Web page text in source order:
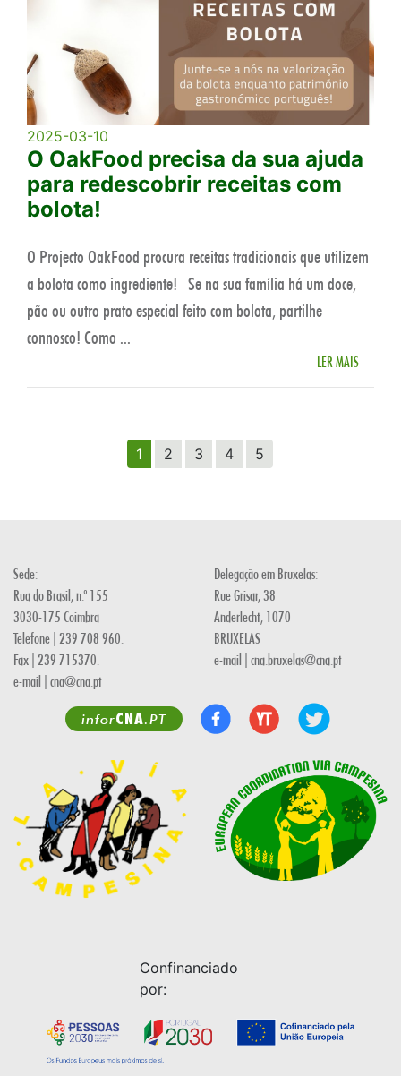
2025-03-10
O OakFood precisa da sua ajuda
para redescobrir receitas com
bolota!
O Projecto OakFood procura receitas tradicionais que utilizem
a bolota como ingrediente! Se na sua família há um doce,
pão ou outro prato especial feito com bolota, partilhe
connosco! Como ...
LER MAIS
1 2 3 4 5
Sede:
Rua do Brasil, n.º 155
3030-175 Coimbra
Telefone | 239 708 960.
Fax | 239 715370.
e-mail | cna@cna.pt
Delegação em Bruxelas:
Rue Grisar, 38
Anderlecht, 1070
BRUXELAS
e-mail | cna.bruxelas@cna.pt
inforCNA.PT
Confinanciado
por: